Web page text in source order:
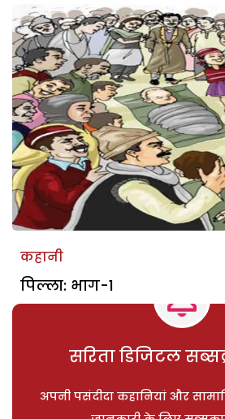
कहानी
पिल्ला: भाग-1
सरिता डिजिटल
अपनी पसंदीदा कहानियां और